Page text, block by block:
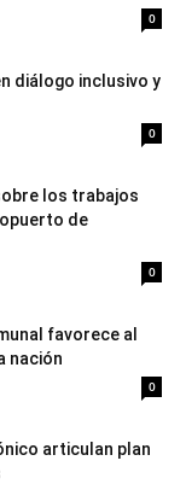
0
diálogo inclusivo y
0
los trabajos
de
0
favorece al
nación
0
articulan plan